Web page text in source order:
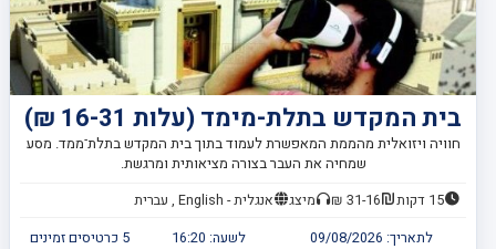
בית המקדש בתלת-מימד (עלות 16-31 ₪)
חוויה ויזואלית מהממת המאפשרת לעמוד בתוך בית המקדש בתלת־ממד. מסע
שמחיה את העבר בצורה מציאותית ומרגשת.
15 דקות 31-16 ₪ מיצג
אנגלית - English , עברית
לתאריך: 09/08/2026 לשעה: 16:20
5 כרטיסים זמינים